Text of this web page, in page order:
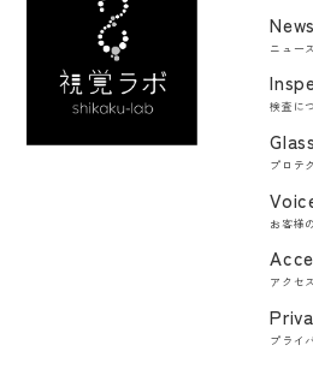
News
ニュース
検査に
プロテ
お客様
アクセス
プライ